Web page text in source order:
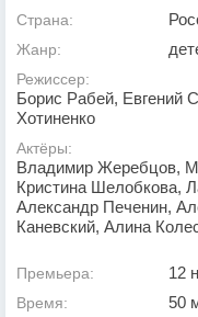
Страна:
Жанр:
Режиссер:
Борис Рабей, Евгений
Хотиненко
Актёры:
Владимир Жеребцов,
Кристина Шелобкова,
Александр Печенин,
Каневский, Алина
Премьера: 12
Время: 50